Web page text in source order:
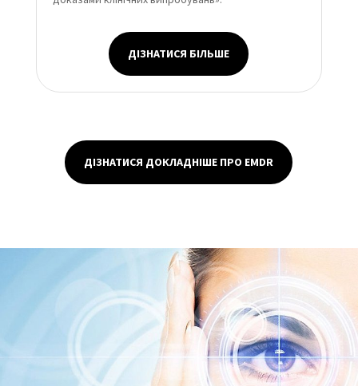
ДІЗНАТИСЯ БІЛЬШЕ
ДІЗНАТИСЯ ДОКЛАДНІШЕ ПРО EMDR